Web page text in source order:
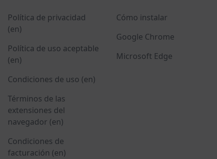
Política de privacidad
(en)
Política de uso aceptable
(en)
Condiciones de uso (en)
Términos de las
extensiones del
navegador (en)
Condiciones de
facturación (en)
Cómo instalar
Google Chrome
Microsoft Edge